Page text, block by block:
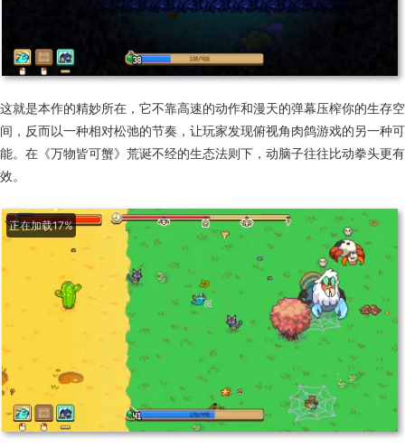
这就是本作的精妙所在，它不靠高速的动作和漫天的弹幕压榨你的生存空
间，反而以一种相对松弛的节奏，让玩家发现俯视角肉鸽游戏的另一种可
能。在《万物皆可蟹》荒诞不经的生态法则下，动脑子往往比动拳头更有
效。
正在加载24%